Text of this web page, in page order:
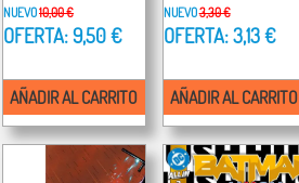
NUEVO10,00 €
OFERTA: 9,50 €
AÑADIR AL CARRITO
NUEVO3,30 €
OFERTA: 3,13 €
AÑADIR AL CARRITO